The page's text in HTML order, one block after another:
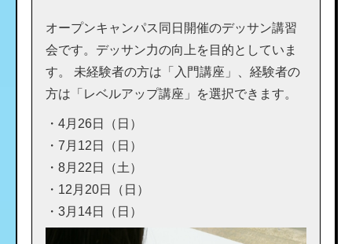
オープンキャンパス同日開催のデッサン講習
会です。デッサン力の向上を目的としていま
す。 未経験者の方は「入門講座」、経験者の
方は「レベルアップ講座」を選択できます。
・4月26日（日）
・7月12日（日）
・8月22日（土）
・12月20日（日）
・3月14日（日）